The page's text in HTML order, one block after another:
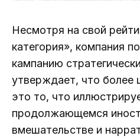
Несмотря на свой
категория», компания
кампанию
утверждает, что более
это то, что
продолжающемся
вмешательстве и